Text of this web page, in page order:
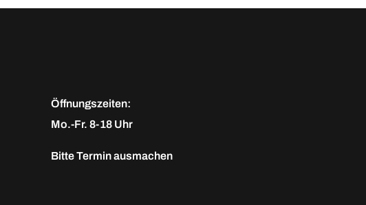
Öffnungszeiten:
Mo.-Fr. 8-18 Uhr
BitteTermin ausmachen